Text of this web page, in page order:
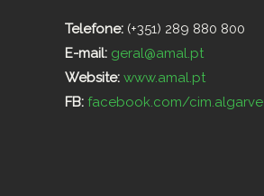
Telefone: (+351) 289 880 800
E-mail: geral@amal.pt
Website: www.amal.pt
FB: facebook.com/cim.algarve